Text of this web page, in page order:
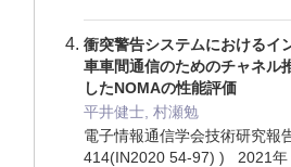
衝突警告システムにおけるイ
車車間通信のためのチャネル
したNOMAの性能評価
平井健士, 村瀬勉
電子情報通信学会技術研究報
414(IN2020 54-97) ) 2021年